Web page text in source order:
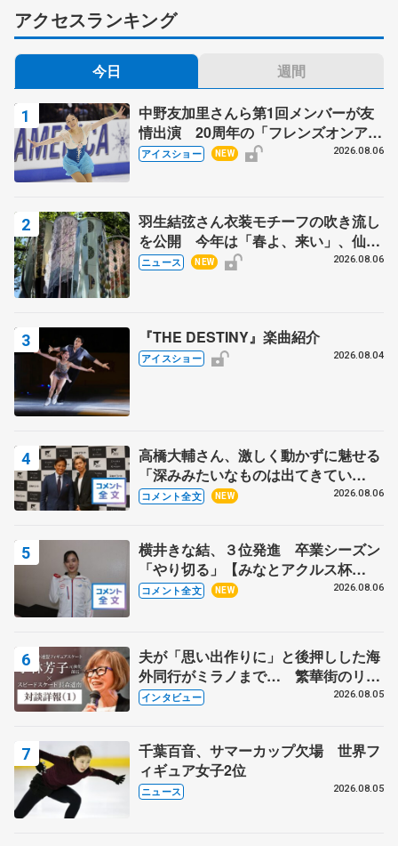
アクセスランキング
今日 週間
中野友加里さんら第1回メンバーが友
情出演 20周年の「フレンズオンアイ
ス」 宮本賢二さん、有川梨絵さん、
アイスショー NEW 2026.08.06
羽生結弦さん衣装モチーフの吹き流し
を公開 今年は「春よ、来い」、仙台
の瑞鳳殿
ニュース NEW 2026.08.06
『THE DESTINY』楽曲紹介
アイスショー 2026.08.04
高橋大輔さん、激しく動かずに魅せる
「深みみたいなものは出てきてい
る？」 〝兄さん〟と慕うレジェンド
コメント全文 NEW 2026.08.06
横井きな結、３位発進 卒業シーズン
「やり切る」【みなとアクルス杯
SP】
コメント全文 NEW 2026.08.06
夫が「思い出作りに」と後押しした海
外同行がミラノまで… 繁華街のリン
クでは不良のお兄さんも味方に 小林
インタビュー 2026.08.05
千葉百音、サマーカップ欠場 世界フ
ィギュア女子2位
ニュース 2026.08.05